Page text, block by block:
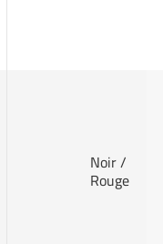
Noir /
Rouge